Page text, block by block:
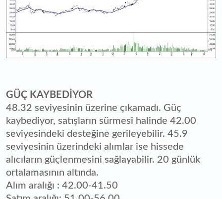
GÜÇ KAYBEDİYOR
48.32 seviyesinin üzerine çıkamadı. Güç
kaybediyor, satışların sürmesi halinde 42.00
seviyesindeki desteğine gerileyebilir. 45.9
seviyesinin üzerindeki alımlar ise hissede
alıcıların güçlenmesini sağlayabilir. 20 günlük
ortalamasının altında.
Alım aralığı : 42.00-41.50